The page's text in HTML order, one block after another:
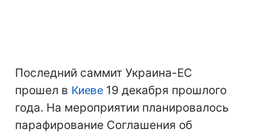
Последний саммит Украина-ЕС
прошел в Киеве 19 декабря прошлого
года. На мероприятии планировалось
парафирование Соглашения об